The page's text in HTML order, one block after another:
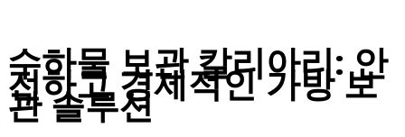
수하물 보관 칼리아리: 안
전하고 경제적인 가방 보
관 솔루션